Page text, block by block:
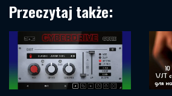
Przeczytaj także: